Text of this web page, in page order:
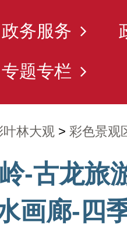
政务服务
专题专栏
叶林大观 >彩色景观
-古龙旅
画廊-四